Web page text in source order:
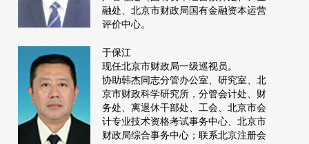
融处、北京市财政局国有金融资本运营
评价中心。
于保江
现任北京市财政局一级巡视员。
协助韩杰同志分管办公室、研究室、北
京市财政科学研究所，分管会计处、财
务处、离退休干部处、工会、北京市会
计专业技术资格考试事务中心、北京市
财政局综合事务中心；联系北京注册会